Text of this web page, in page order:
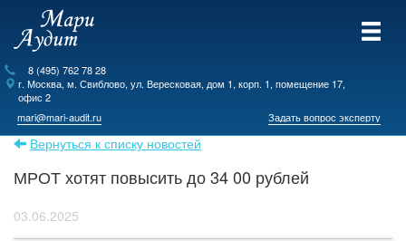
8 (495) 762 78 28
г. Москва, м. Свиблово,ул. Вересковая, дом 1, корп. 1, помещение 17,
офис 2
mari@mari-audit.ru
Задать вопрос эксперту
Вернуться к списку новостей
МРОТ хотят повысить до 34 00 рублей
03.06.2025